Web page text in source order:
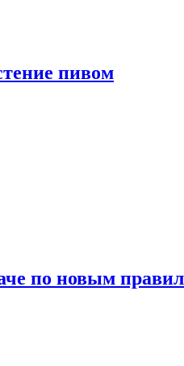
пивом
по новым